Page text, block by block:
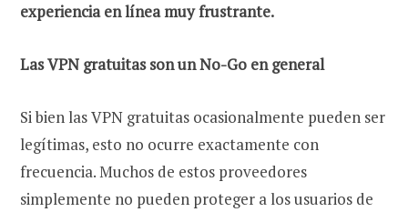
experiencia en línea muy frustrante.
Las VPN gratuitas son un No-Go en general
Si bien las VPN gratuitas ocasionalmente pueden ser
legítimas, esto no ocurre exactamente con
frecuencia. Muchos de estos proveedores
simplemente no pueden proteger a los usuarios de